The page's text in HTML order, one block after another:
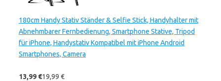
180cm Handy Stativ Ständer & Selfie Stick, Handyhalter mit
Abnehmbarer Fernbedienung, Smartphone Stative, Tripod
für iPhone, Handystativ Kompatibel mit iPhone Android
Smartphones, Camera
13,99 €19,99 €